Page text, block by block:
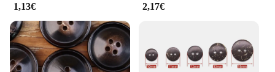
1,13€ 2,17€